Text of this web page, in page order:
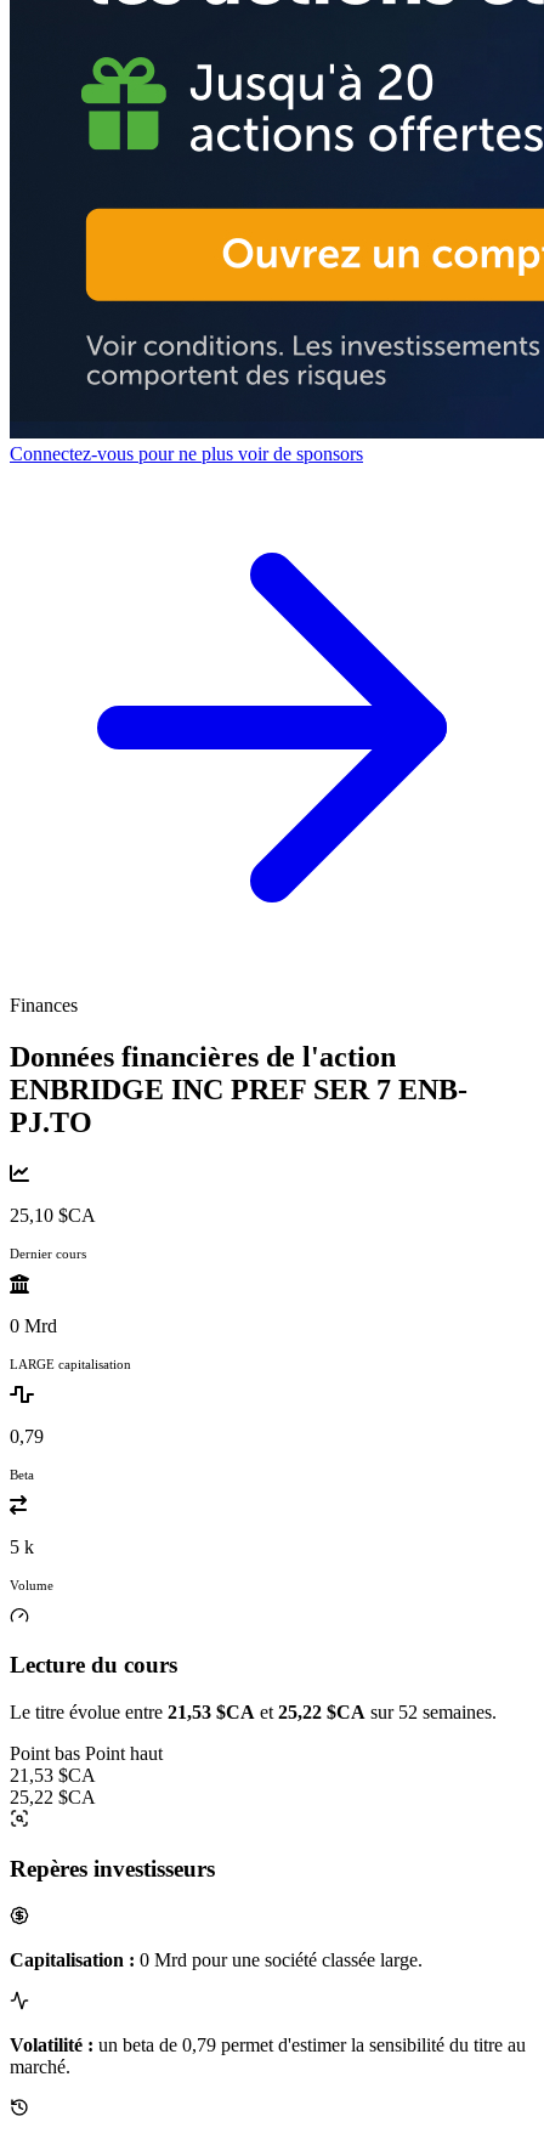
Connectez-vous pour ne plus voir de sponsors
Finances
Données financières de l'action
ENBRIDGE INC PREF SER 7 ENB-
PJ.TO
25,10 $CA
Dernier cours
0 Mrd
LARGE capitalisation
0,79
Beta
5 k
Volume
Lecture du cours
Le titre évolue entre 21,53 $CA et 25,22 $CA sur 52 semaines.
Point bas Point haut
21,53 $CA
25,22 $CA
Repères investisseurs
Capitalisation : 0 Mrd pour une société classée large.
Volatilité : un beta de 0,79 permet d'estimer la sensibilité du titre au
marché.